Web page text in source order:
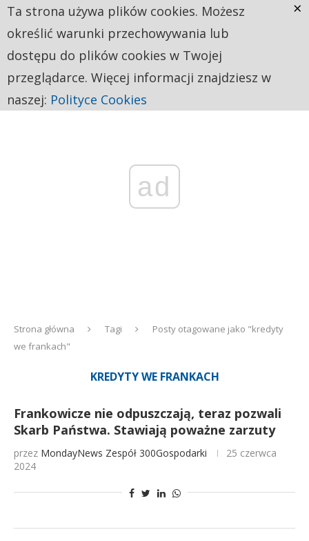
ad
Strona główna Tagi
Posty otagowane jako "kredyty
we frankach"
KREDYTY WE FRANKACH
Frankowicze nie odpuszczają, teraz pozwali
Skarb Państwa. Stawiają poważne zarzuty
przez MondayNews Zespół 300Gospodarki
25 czerwca
2024
Ta strona używa plików cookies. Możesz
określić warunki przechowywania lub
dostępu do plików cookies w Twojej
przeglądarce. Więcej informacji znajdziesz w
naszej: Polityce Cookies
×